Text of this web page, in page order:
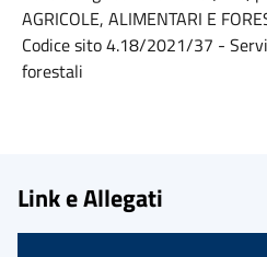
AGRICOLE, ALIMENTARI E
Codice sito 4.18/2021/37 -
forestali
Link e Allegati